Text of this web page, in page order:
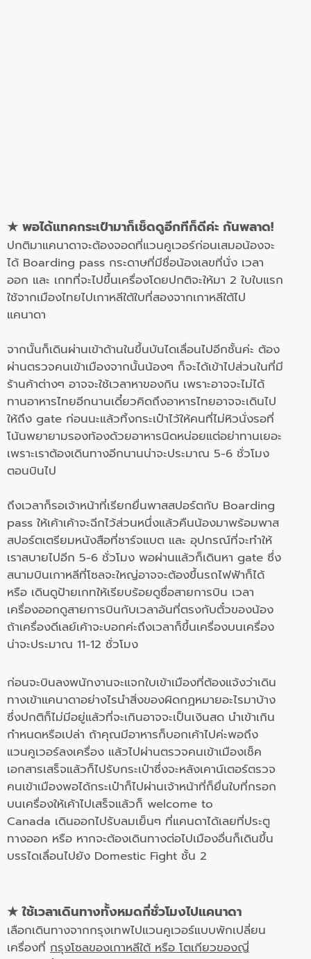
★ พอได้แทคกระเป๋ามาก็เช็ดดูอีกทีก็ดีค่ะ กันพลาด!
ปกติมาแคนาดาจะต้องจอดที่แวนคูเวอร์ก่อนเสมอน้องจะ
ได้ Boarding pass กระดาษที่มีชื่อน้องเลขที่นั่ง เวลา
ออก และ เกทที่จะไปขึ้นเครื่องโดยปกติจะให้มา 2 ใบใบแรก
ใช้จากเมืองไทยไปเกาหลีใต้ใบที่สองจากเกาหลีใต้ไป
แคนาดา
จากนั้นก็เดินผ่านเข้าด้านในขึ้นบันไดเลื่อนไปอีกชั้นค่ะ ต้อง
ผ่านตรวจคนเข้าเมืองจากนั้นน้องๆ ก็จะได้เข้าไปส่วนในที่มี
ร้านค้าต่างๆ อาจจะใช้เวลาหาของกิน เพราะอาจจะไม่ได้
ทานอาหารไทยอีกนานเดี๋ยวคิดถึงอาหารไทยอาจจะเดินไป
ให้ถึง gate ก่อนนะแล้วทิ้งกระเป๋าไว้ให้คนที่ไม่หิวนั่งรอที่
โน้นพยายามรองท้องด้วยอาหารนิดหน่อยแต่อย่าทานเยอะ
เพราะเราต้องเดินทางอีกนานน่าจะประมาณ 5-6 ชั่วโมง
ตอนบินไป
ถึงเวลาก็รอเจ้าหน้าที่เรียกยื่นพาสสปอร์ตกับ Boarding
pass ให้เค้าเค้าจะฉีกไว้ส่วนหนึ่งแล้วคืนน้องมาพร้อมพาส
สปอร์ตเตรียมหนังสือที่ชาร์จแบต และ อุปกรณ์ที่จะทำให้
เราสบายไปอีก 5-6 ชั่วโมง พอผ่านแล้วก็เดินหา gate ซึ่ง
สนามบินเกาหลีที่โซลจะใหญ่อาจจะต้องขึ้นรถไฟฟ้าก็ได้
หรือ เดินดูป้ายเกทให้เรียบร้อยดูชื่อสายการบิน เวลา
เครื่องออกดูสายการบินกับเวลาอันที่ตรงกับตั๋วของน้อง
ถ้าเครื่องดีเลย์เค้าจะบอกค่ะถึงเวลาก็ขึ้นเครื่องบนเครื่อง
น่าจะประมาณ 11-12 ชั่วโมง
ก่อนจะบินลงพนักงานจะแจกใบเข้าเมืองที่ต้องแจ้งว่าเดิน
ทางเข้าแคนาดาอย่างไรนำสิ่งของผิดกฏหมายอะไรมาบ้าง
ซึ่งปกติก็ไม่มีอยู่แล้วที่จะเกินอาจจะเป็นเงินสด นำเข้าเกิน
กำหนดหรือเปล่า ถ้าคุณมีอาหารก็บอกเค้าไปค่ะพอถึง
แวนคูเวอร์ลงเครื่อง แล้วไปผ่านตรวจคนเข้าเมืองเช็ค
เอกสารเสร็จแล้วก็ไปรับกระเป๋าซึ่งจะหลังเคาน์เตอร์ตรวจ
คนเข้าเมืองพอได้กระเป๋าก็ไปผ่านเจ้าหน้าที่ก็ยื่นใบที่กรอก
บนเครื่องให้เค้าไปเสร็จแล้วก็ welcome to
Canada เดินออกไปรับลมเย็นๆ ที่แคนดาได้เลยที่ประตู
ทางออก หรือ หากจะต้องเดินทางต่อไปเมืองอื่นก็เดินขึ้น
บรรไดเลื่อนไปยัง Domestic Fight ชั้น 2
★ใช้เวลาเดินทางทั้งหมดกี่ชั่วโมงไปแคนาดา
เลือกเดินทางจากกรุงเทพไปแวนคูเวอร์แบบพักเปลี่ยน
เครื่องที่ กรุงโซลของเกาหลีใต้ หรือ โตเกียวของญี่